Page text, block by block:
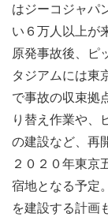
はジーコジャパ
い６万人以上が
原発事故後、ピ
タジアムには東
で事故の収束拠
り替え作業や、
の建設など、再
２０２０年東京
宿地となる予定
を建設する計画